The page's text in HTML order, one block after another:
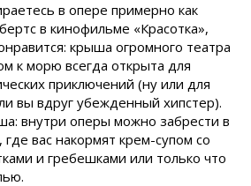
в опере примерно как
в кинофильме «Красотка»,
крыша огромного театра
к морю всегда открыта для
приключений (ну или для
вы вдруг убежденный хипстер).
внутри оперы можно забрести в
вас накормят крем-супом со
и гребешками или только что